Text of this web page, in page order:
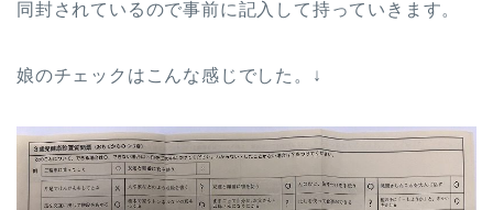
同封されているので事前に記入して持っていきます。
娘のチェックはこんな感じでした。↓